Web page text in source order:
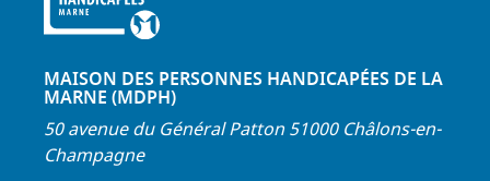
MAISON DES PERSONNES HANDICAPÉES DE LA
MARNE (MDPH)
50 avenue du Général Patton 51000 Châlons-en-
Champagne